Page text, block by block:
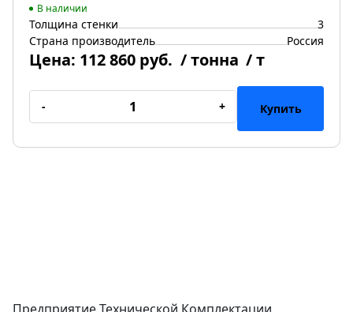
В наличии
Толщина стенки
3
Страна производитель
Россия
Цена: 112 860 руб. / тонна / т
- + Купить